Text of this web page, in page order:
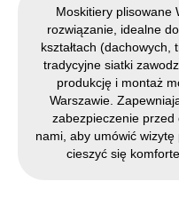
Moskitiery plisowane
rozwiązanie, idealne
kształtach (dachowych,
tradycyjne siatki
produkcję i montaż
Warszawie.
zabezpieczenie
nami, aby umówić
cieszyć się